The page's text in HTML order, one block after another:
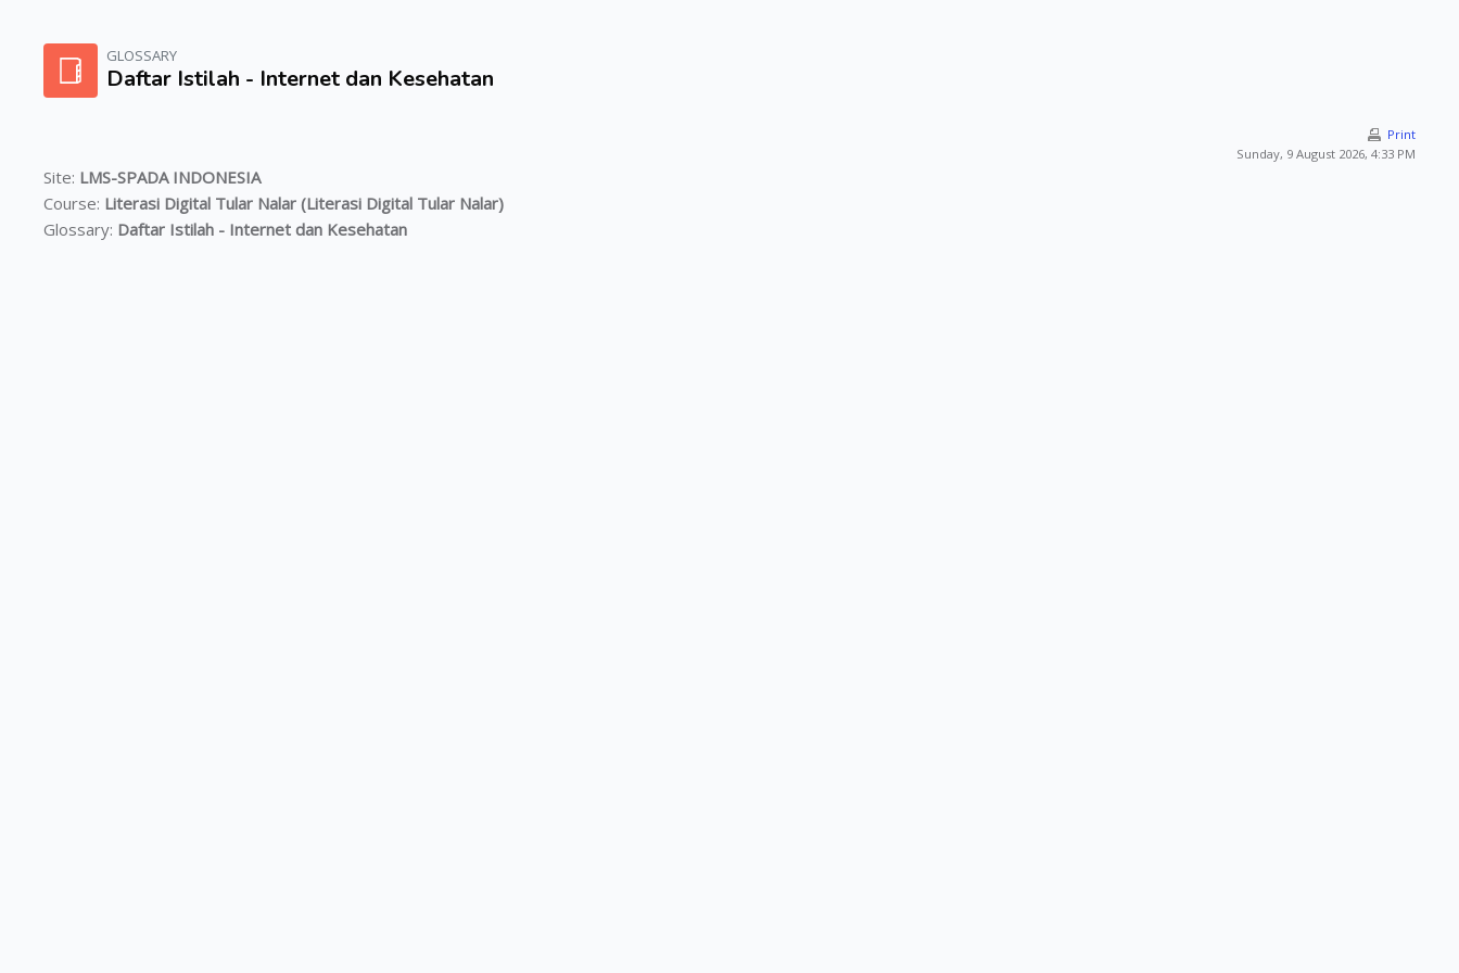
Skip to main content
GLOSSARY
Daftar Istilah - Internet dan Kesehatan
Print
Sunday, 9 August 2026, 4:33 PM
Site: LMS-SPADA INDONESIA
Course: Literasi Digital Tular Nalar (Literasi Digital Tular Nalar)
Glossary: Daftar Istilah - Internet dan Kesehatan